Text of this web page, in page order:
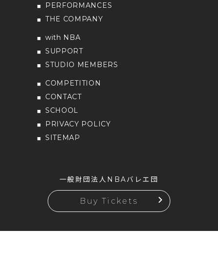
PERFORMANCES
THE COMPANY
with NBA
SUPPORT
STUDIO MEMBERS
COMPETITION
CONTACT
SCHOOL
PRIVACY POLICY
SITEMAP
一般財団法人NBAバレエ団
Buy Tickets